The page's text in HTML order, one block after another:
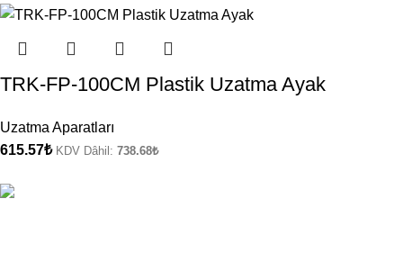
TRK-FP-100CM Plastik Uzatma Ayak
Uzatma Aparatları
615.57₺ KDV Dâhil: 738.68₺